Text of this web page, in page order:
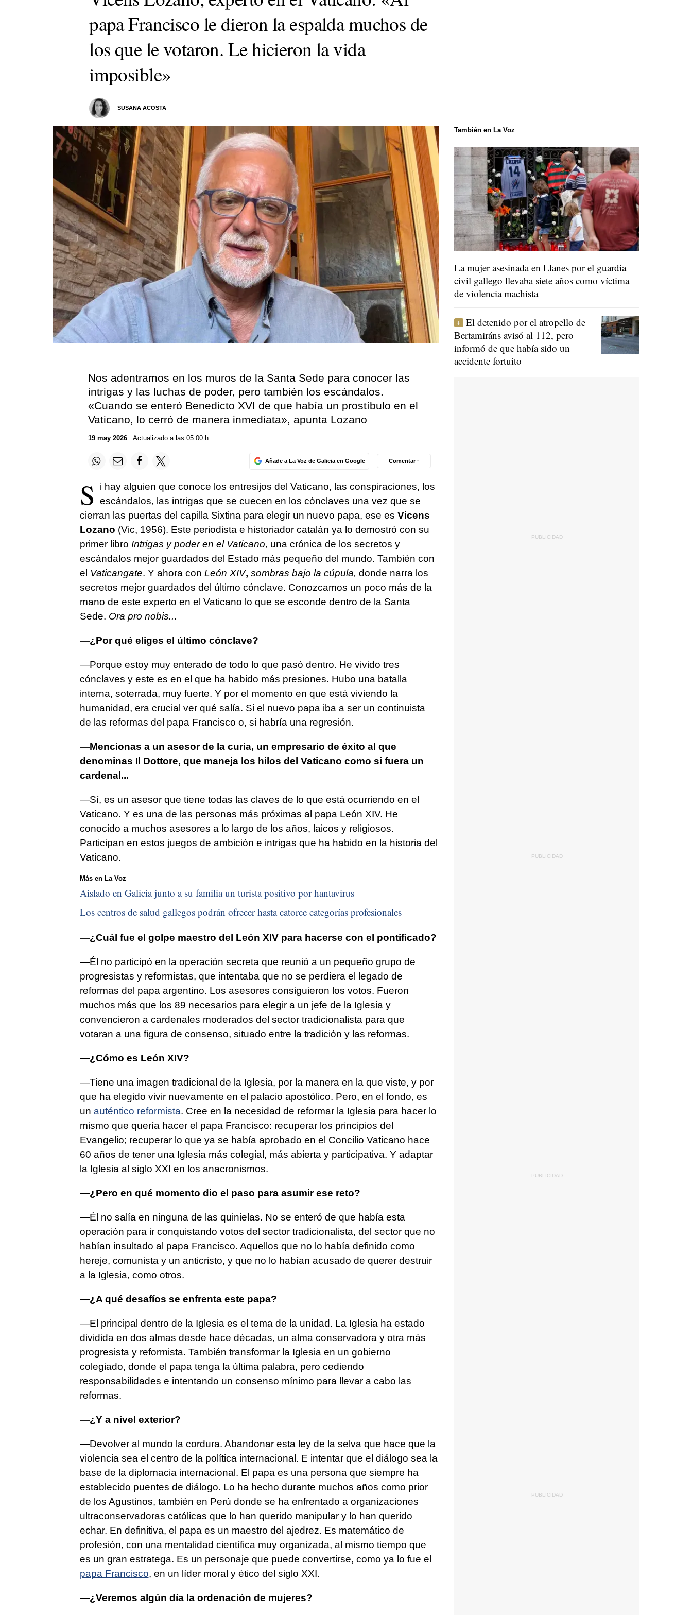
papa Francisco le dieron la espalda muchos de
los que le votaron. Le hicieron la vida
imposible»
SUSANA ACOSTA
Nos adentramos en los muros de la Santa Sede para conocer las
intrigas y las luchas de poder, pero también los escándalos.
«Cuando se enteró Benedicto XVI de que había un prostíbulo en el
Vaticano, lo cerró de manera inmediata», apunta Lozano
19 may 2026. Actualizado a las 05:00 h.
Añade a La Voz de Galicia en Google Comentar ·
S
i hay alguien que conoce los entresijos del Vaticano, las conspiraciones, los
escándalos, las intrigas que se cuecen en los cónclaves una vez que se
cierran las puertas del capilla Sixtina para elegir un nuevo papa, ese es Vicens
Lozano (Vic, 1956). Este periodista e historiador catalán ya lo demostró con su
primer libro Intrigas y poder en el Vaticano, una crónica de los secretos y
escándalos mejor guardados del Estado más pequeño del mundo. También con
el Vaticangate. Y ahora con León XIV, sombras bajo la cúpula, donde narra los
secretos mejor guardados del último cónclave. Conozcamos un poco más de la
mano de este experto en el Vaticano lo que se esconde dentro de la Santa
Sede. Ora pro nobis...
—¿Por qué eliges el último cónclave?
—Porque estoy muy enterado de todo lo que pasó dentro. He vivido tres
cónclaves y este es en el que ha habido más presiones. Hubo una batalla
interna, soterrada, muy fuerte. Y por el momento en que está viviendo la
humanidad, era crucial ver qué salía. Si el nuevo papa iba a ser un continuista
de las reformas del papa Francisco o, si habría una regresión.
—Mencionas a un asesor de la curia, un empresario de éxito al que
denominas Il Dottore, que maneja los hilos del Vaticano como si fuera un
cardenal...
—Sí, es un asesor que tiene todas las claves de lo que está ocurriendo en el
Vaticano. Y es una de las personas más próximas al papa León XIV. He
conocido a muchos asesores a lo largo de los años, laicos y religiosos.
Participan en estos juegos de ambición e intrigas que ha habido en la historia del
Vaticano.
Más en La Voz
Aislado en Galicia junto a su familia un turista positivo por hantavirus
Los centros de salud gallegos podrán ofrecer hasta catorce categorías profesionales
—¿Cuál fue el golpe maestro del León XIV para hacerse con el pontificado?
—Él no participó en la operación secreta que reunió a un pequeño grupo de
progresistas y reformistas, que intentaba que no se perdiera el legado de
reformas del papa argentino. Los asesores consiguieron los votos. Fueron
muchos más que los 89 necesarios para elegir a un jefe de la Iglesia y
convencieron a cardenales moderados del sector tradicionalista para que
votaran a una figura de consenso, situado entre la tradición y las reformas.
—¿Cómo es León XIV?
—Tiene una imagen tradicional de la Iglesia, por la manera en la que viste, y por
que ha elegido vivir nuevamente en el palacio apostólico. Pero, en el fondo, es
un auténtico reformista. Cree en la necesidad de reformar la Iglesia para hacer lo
mismo que quería hacer el papa Francisco: recuperar los principios del
Evangelio; recuperar lo que ya se había aprobado en el Concilio Vaticano hace
60 años de tener una Iglesia más colegial, más abierta y participativa. Y adaptar
la Iglesia al siglo XXI en los anacronismos.
—¿Pero en qué momento dio el paso para asumir ese reto?
—Él no salía en ninguna de las quinielas. No se enteró de que había esta
operación para ir conquistando votos del sector tradicionalista, del sector que no
habían insultado al papa Francisco. Aquellos que no lo había definido como
hereje, comunista y un anticristo, y que no lo habían acusado de querer destruir
a la Iglesia, como otros.
—¿A qué desafíos se enfrenta este papa?
—El principal dentro de la Iglesia es el tema de la unidad. La Iglesia ha estado
dividida en dos almas desde hace décadas, un alma conservadora y otra más
progresista y reformista. También transformar la Iglesia en un gobierno
colegiado, donde el papa tenga la última palabra, pero cediendo
responsabilidades e intentando un consenso mínimo para llevar a cabo las
reformas.
—¿Y a nivel exterior?
—Devolver al mundo la cordura. Abandonar esta ley de la selva que hace que la
violencia sea el centro de la política internacional. E intentar que el diálogo sea la
base de la diplomacia internacional. El papa es una persona que siempre ha
establecido puentes de diálogo. Lo ha hecho durante muchos años como prior
de los Agustinos, también en Perú donde se ha enfrentado a organizaciones
ultraconservadoras católicas que lo han querido manipular y lo han querido
echar. En definitiva, el papa es un maestro del ajedrez. Es matemático de
profesión, con una mentalidad científica muy organizada, al mismo tiempo que
es un gran estratega. Es un personaje que puede convertirse, como ya lo fue el
papa Francisco, en un líder moral y ético del siglo XXI.
—¿Veremos algún día la ordenación de mujeres?
También en La Voz
La mujer asesinada en Llanes por el guardia
civil gallego llevaba siete años como víctima
de violencia machista
El detenido por el atropello de
Bertamiráns avisó al 112, pero
informó de que había sido un
accidente fortuito